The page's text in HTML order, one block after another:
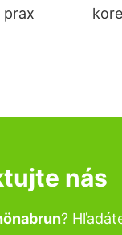
prax
nás
?